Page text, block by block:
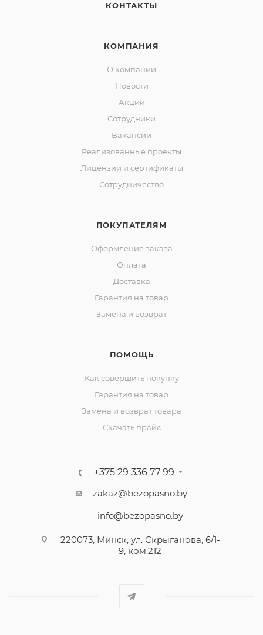
КОНТАКТЫ
КОМПАНИЯ
О компании
Новости
Акции
Сотрудники
Вакансии
Реализованные проекты
Лицензии и сертификаты
Сотрудничество
ПОКУПАТЕЛЯМ
Оформление заказа
Оплата
Доставка
Гарантия на товар
Замена и возврат
ПОМОЩЬ
Как совершить покупку
Гарантия на товар
Замена и возврат товара
Скачать прайс
+375 29 336 77 99
zakaz@bezopasno.by
info@bezopasno.by
220073, Минск, ул. Скрыганова, 6/1-
9, ком.212